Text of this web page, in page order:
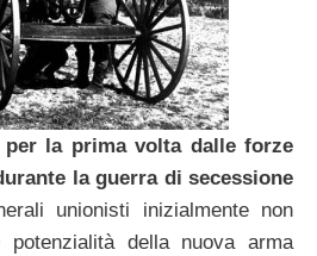
per la prima volta dalle forze
la guerra di secessione
unionisti inizialmente non
della nuova arma